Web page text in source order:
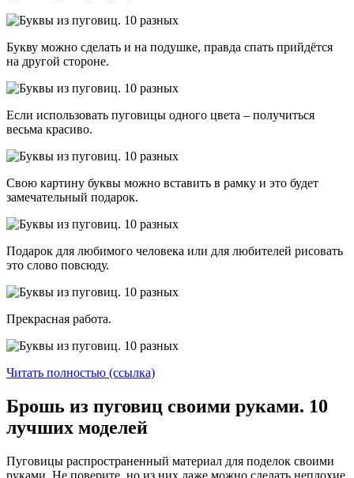
Букву можно сделать и на подушке, правда спать прийдётся
на другой стороне.
Если использовать пуговицы одного цвета – получиться
весьма красиво.
Свою картину буквы можно вставить в рамку и это будет
замечательный подарок.
Подарок для любимого человека или для любителей рисовать
это слово повсюду.
Прекрасная работа.
Читать полностью (ссылка)
Брошь из пуговиц своими руками. 10
лучших моделей
Пуговицы распространенный материал для поделок своими
руками. Не поверите, но из них даже можно сделать неплохие